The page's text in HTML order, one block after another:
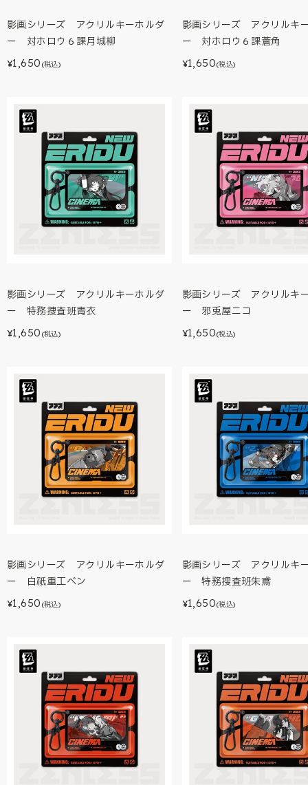
影画シリーズ アクリルキーホルダ
ー 対ホロウ６課月城柳
¥1,650 (税込)
影画シリーズ アクリルキ
ー 対ホロウ６課蒼角
¥1,650(税込)
影画シリーズ アクリルキーホルダ
ー 特務捜査班青衣
¥1,650 (税込)
影画シリーズ アクリルキ
ー 邪兎屋ニコ
¥1,650(税込)
影画シリーズ アクリルキーホルダ
ー 白祇重工ベン
¥1,650 (税込)
影画シリーズ アクリルキ
ー 特務捜査班朱鳶
¥1,650(税込)